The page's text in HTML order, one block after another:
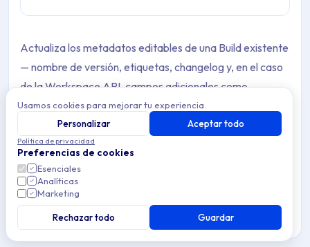
Actualiza los metadatos editables de una Build existente
— nombre de versión, etiquetas, changelog y, en el caso
de la Workspace API, campos adicionales como
metadatos personalizados, scripts por defecto y estado
de deshabilitación. El binario de la Build y la información
de procesamiento no se ven afectados.
Incluye solo los campos que quieras cambiar. Los campos
no incluidos en el cuerpo de la petición conservan su valor
Applivery proporciona dos APIs independientes para
Usamos cookies para mejorar tu experiencia.
Personalizar
Aceptar todo
Política de privacidad
Preferencias de cookies
Esenciales
Analíticas
Marketing
Rechazar todo Guardar